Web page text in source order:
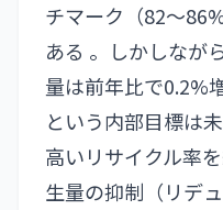
チマーク（82～
ある 。しかしなが
量は前年比で0.2%
という内部目標は
高いリサイクル率
生量の抑制（リデ